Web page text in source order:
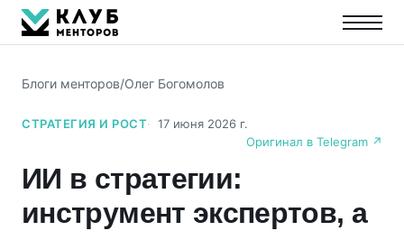
Блоги менторов/Олег Богомолов
СТРАТЕГИЯ И РОСТ
17 июня 2026 г.
Оригинал в Telegram ↗
ИИ в стратегии:
инструмент экспертов, а